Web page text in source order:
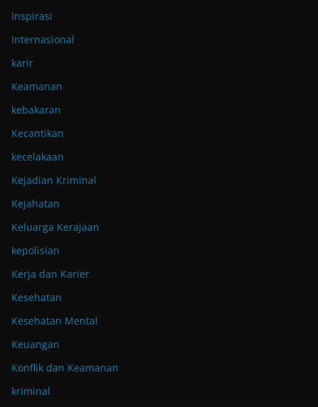
Inspirasi
Internasional
karir
Keamanan
kebakaran
Kecantikan
kecelakaan
Kejadian Kriminal
Kejahatan
Keluarga Kerajaan
kepolisian
Kerja dan Karier
Kesehatan
Kesehatan Mental
Keuangan
Konflik dan Keamanan
kriminal